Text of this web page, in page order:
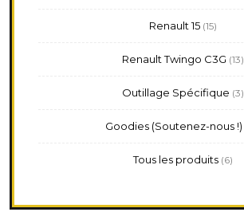
Renault 15 1515
Renault Twingo C3G 1313
Outillage Spécifique 33
Goodies (Soutenez-nous !)
Tous les produits 66